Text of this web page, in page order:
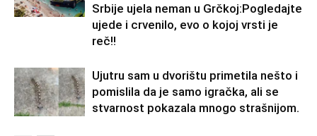
Srbije ujela neman u Grčkoj:Pogledajte
ujede i crvenilo, evo o kojoj vrsti je
reč!!
Ujutru sam u dvorištu primetila nešto i
pomislila da je samo igračka, ali se
stvarnost pokazala mnogo strašnijom.